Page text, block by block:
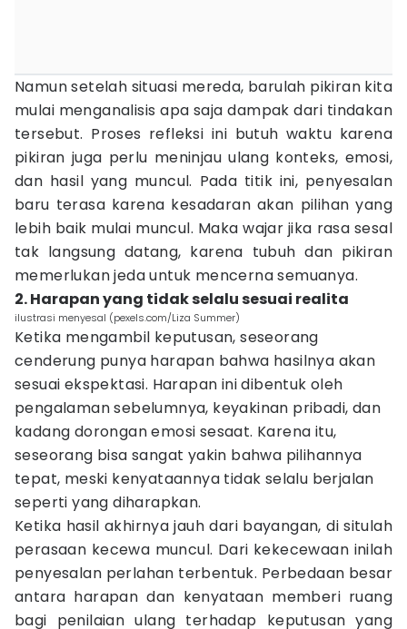
Namun setelah situasi mereda, barulah pikiran kita
mulai menganalisis apa saja dampak dari tindakan
tersebut. Proses refleksi ini butuh waktu karena
pikiran juga perlu meninjau ulang konteks, emosi,
dan hasil yang muncul. Pada titik ini, penyesalan
baru terasa karena kesadaran akan pilihan yang
lebih baik mulai muncul. Maka wajar jika rasa sesal
tak langsung datang, karena tubuh dan pikiran
memerlukan jeda untuk mencerna semuanya.
2. Harapan yang tidak selalu sesuai realita
ilustrasi menyesal (pexels.com/Liza Summer)
Ketika mengambil keputusan, seseorang
cenderung punya harapan bahwa hasilnya akan
sesuai ekspektasi. Harapan ini dibentuk oleh
pengalaman sebelumnya, keyakinan pribadi, dan
kadang dorongan emosi sesaat. Karena itu,
seseorang bisa sangat yakin bahwa pilihannya
tepat, meski kenyataannya tidak selalu berjalan
seperti yang diharapkan.
Ketika hasil akhirnya jauh dari bayangan, di situlah
perasaan kecewa muncul. Dari kekecewaan inilah
penyesalan perlahan terbentuk. Perbedaan besar
antara harapan dan kenyataan memberi ruang
bagi penilaian ulang terhadap keputusan yang